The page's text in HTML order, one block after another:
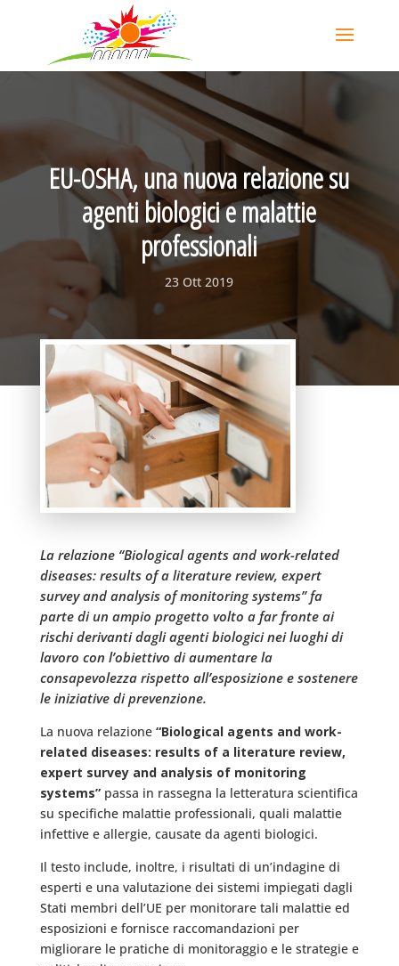
EU-OSHA, una nuova relazione su
agenti biologici e malattie
professionali
23 Ott 2019
La relazione “Biological agents and work-related
diseases: results of a literature review, expert
survey and analysis of monitoring systems” fa
parte di un ampio progetto volto a far fronte ai
rischi derivanti dagli agenti biologici nei luoghi di
lavoro con l’obiettivo di aumentare la
consapevolezza rispetto all’esposizione e sostenere
le iniziative di prevenzione.
La nuova relazione “Biological agents and work-
related diseases: results of a literature review,
expert survey and analysis of monitoring
systems”passa in rassegna la letteratura scientifica
su specifiche malattie professionali, quali malattie
infettive e allergie, causate da agenti biologici.
Il testo include, inoltre, i risultati di un’indagine di
esperti e una valutazione dei sistemi impiegati dagli
Stati membri dell’UE per monitorare tali malattie ed
esposizioni e fornisce raccomandazioni per
migliorare le pratiche di monitoraggio e le strategie e